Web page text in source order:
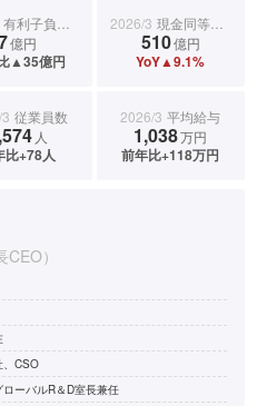
有利子負債合計
億円
▲35億円
2026/3 現金同等物期末残高
510億円
YoY▲9.1%
従業員数
人
比+78人
2026/3 平均給与
1,038万円
前年比+118万円
）
CSO
ーバルR＆D室長兼任